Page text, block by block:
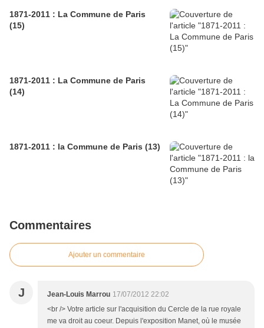
1871-2011 : La Commune de Paris
(15)
1871-2011 : La Commune de Paris
(14)
1871-2011 : la Commune de Paris (13)
Commentaires
Ajouter un commentaire
J Jean-Louis Marrou 17/07/2012 22:02
<br /> Votre article sur l'acquisition du Cercle de la rue royale
me va droit au coeur. Depuis l'exposition Manet, où le musée